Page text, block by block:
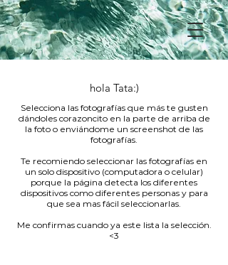
hola Tata:)
Selecciona las fotografías que más te gusten
dándoles corazoncito en la parte de arriba de
la foto o enviándome un screenshot de las
fotografías.
Te recomiendo seleccionar las fotografías en
un solo dispositivo (computadora o celular)
porque la página detecta los diferentes
dispositivos como diferentes personas y para
que sea mas fácil seleccionarlas.
Me confirmas cuando ya este lista la selección.
<3